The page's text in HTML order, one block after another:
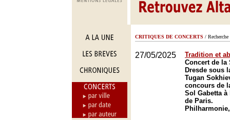
CRITIQUES DE CONCERTS / Recherche
27/05/2025
Tradition et
Concert de la
Dresde sous
Tugan
concours de
Sol Gabetta
de Paris.